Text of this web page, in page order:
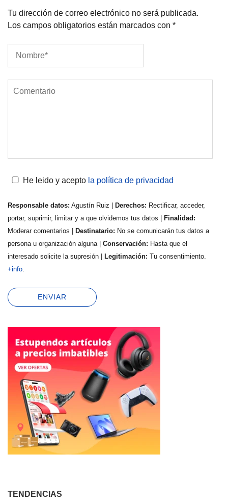
Tu dirección de correo electrónico no será publicada.
Los campos obligatorios están marcados con *
He leido y acepto la política de privacidad
Responsable datos: Agustín Ruiz | Derechos: Rectificar, acceder,
portar, suprimir, limitar y a que olvidemos tus datos |
Finalidad:
Moderar comentarios |
Destinatario: No se comunicarán tus datos a
persona u organización alguna | Conservación: Hasta que el
interesado solicite la supresión |
Legitimación: Tu consentimiento.
+info.
TENDENCIAS